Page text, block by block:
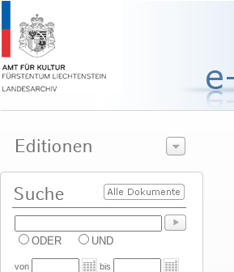
ODER UND
von bis